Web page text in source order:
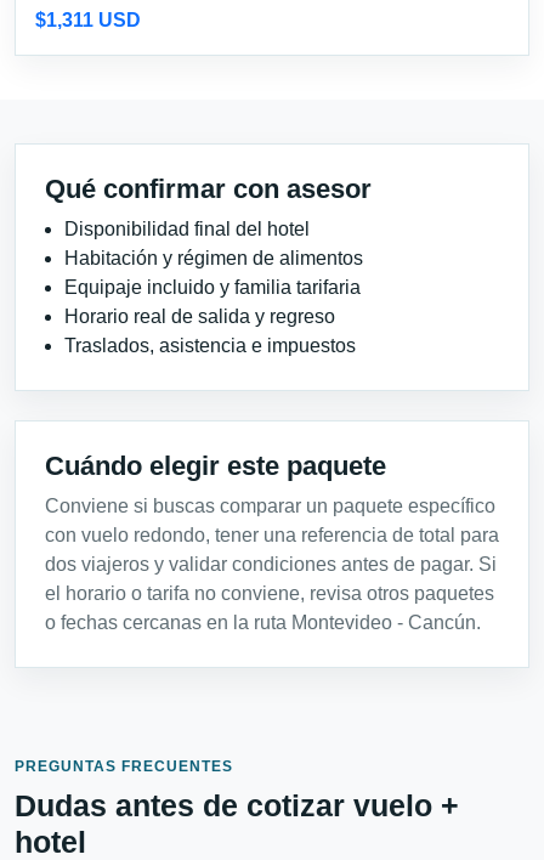
$1,311 USD
Qué confirmar con asesor
Disponibilidad final del hotel
Habitación y régimen de alimentos
Equipaje incluido y familia tarifaria
Horario real de salida y regreso
Traslados, asistencia e impuestos
Cuándo elegir este paquete
Conviene si buscas comparar un paquete específico
con vuelo redondo, tener una referencia de total para
dos viajeros y validar condiciones antes de pagar. Si
el horario o tarifa no conviene, revisa otros paquetes
o fechas cercanas en la ruta Montevideo - Cancún.
PREGUNTAS FRECUENTES
Dudas antes de cotizar vuelo +
hotel